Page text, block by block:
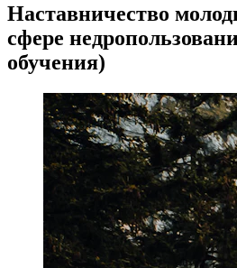
Наставничество
сфере
обучения)